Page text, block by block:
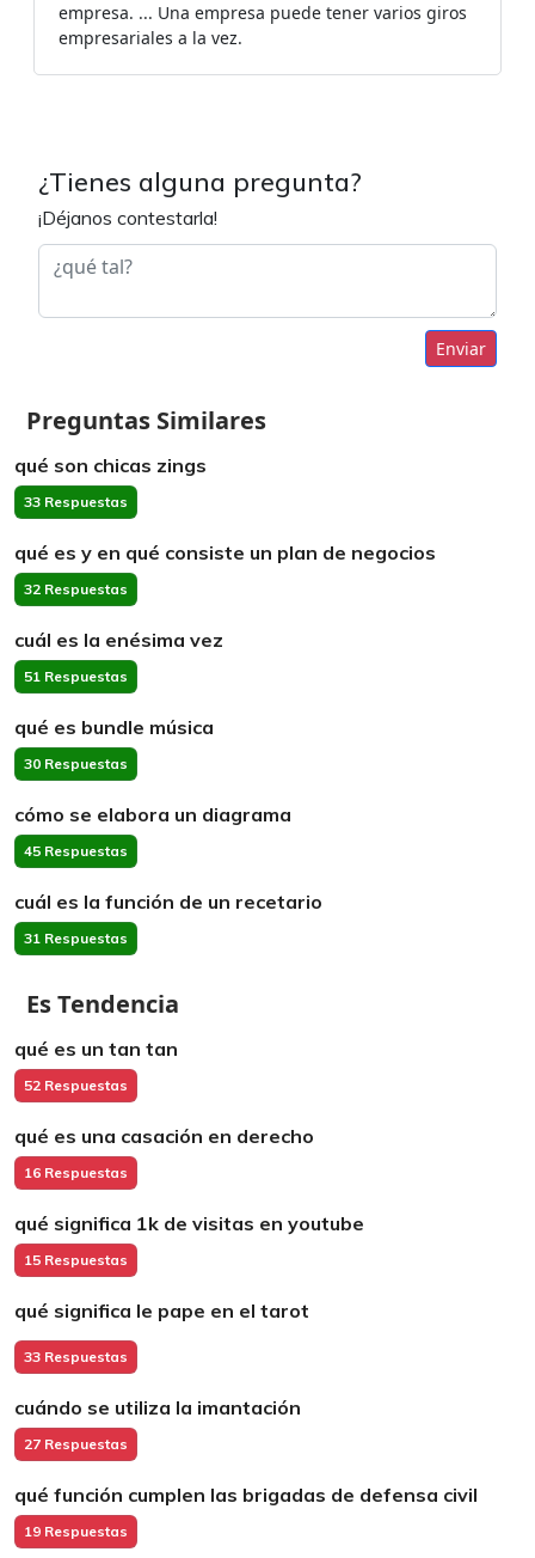
empresa. ... Una empresa puede tener varios giros
empresariales a la vez.
¿Tienes alguna pregunta?
¡Déjanos contestarla!
Enviar
Preguntas Similares
qué son chicas zings
33 Respuestas
qué es y en qué consiste un plan de negocios
32 Respuestas
cuál es la enésima vez
51 Respuestas
qué es bundle música
30 Respuestas
cómo se elabora un diagrama
45 Respuestas
cuál es la función de un recetario
31 Respuestas
Es Tendencia
qué es un tan tan
52 Respuestas
qué es una casación en derecho
16 Respuestas
qué significa 1k de visitas en youtube
15 Respuestas
qué significa le pape en el tarot
33 Respuestas
cuándo se utiliza la imantación
27 Respuestas
qué función cumplen las brigadas de defensa civil
19 Respuestas